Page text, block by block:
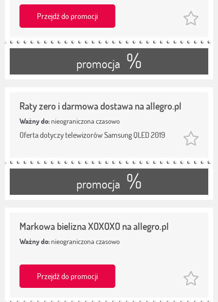
Przejdź do promocji
promocja %
Raty zero i darmowa dostawa na allegro.pl
Ważny do: nieograniczona czasowo
Oferta dotyczy telewizorów Samsung QLED 2019
promocja %
Markowa bielizna XOXOXO na allegro.pl
Ważny do: nieograniczona czasowo
Przejdź do promocji